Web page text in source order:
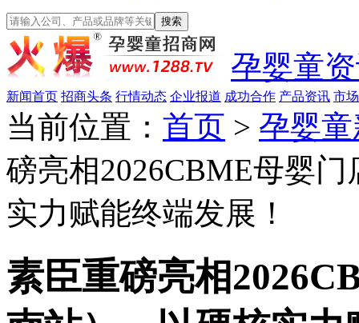
孕婴童
新闻首页 招商头条 行情动态 企业报道 成功合作 产品资讯 市
当前位置： 首页 > 孕婴
磅亮相2026CBME母婴
实力赋能终端发展！
素臣重磅亮相